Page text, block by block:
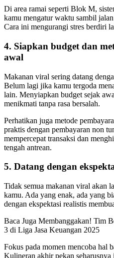
Di area ramai seperti Blok M,
kamu mengatur waktu sambil
Cara ini mengurangi stres berdiri
4. Siapkan budget dan
awal
Makanan viral sering datang
Belum lagi jika kamu tergoda
lain. Menyiapkan budget sejak
menikmati tanpa rasa bersalah.
Perhatikan juga metode
praktis dengan pembayaran non
mempercepat transaksi dan
tengah antrean.
5. Datang dengan
Tidak semua makanan viral akan
kamu. Ada yang enak, ada yang
dengan ekspektasi realistis
Baca Juga Membanggakan! Tim
3 di Liga Jasa Keuangan 2025
Fokus pada momen mencoba hal
Kulineran akhir pekan